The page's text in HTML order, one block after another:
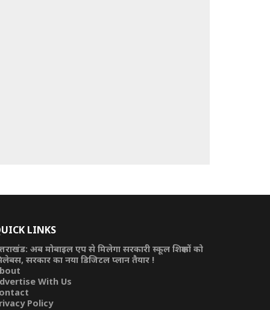
LINKS
अब मोबाइल एप से मिलेगा सरकारी स्कूल शिक्षकों को
सरकार का नया डिजिटल प्लान तैयार !
With Us
Policy